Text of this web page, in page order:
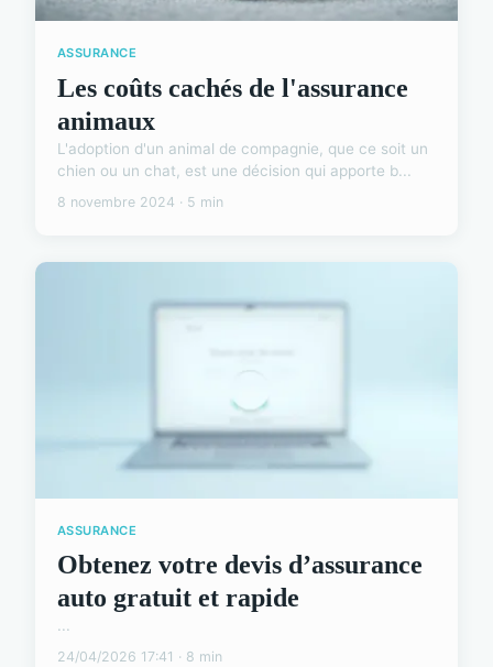
ASSURANCE
Les coûts cachés de l'assurance
animaux
L'adoption d'un animal de compagnie, que ce soit un
chien ou un chat, est une décision qui apporte b...
8 novembre 2024 · 5 min
ASSURANCE
Obtenez votre devis d’assurance
auto gratuit et rapide
...
24/04/2026 17:41 · 8 min